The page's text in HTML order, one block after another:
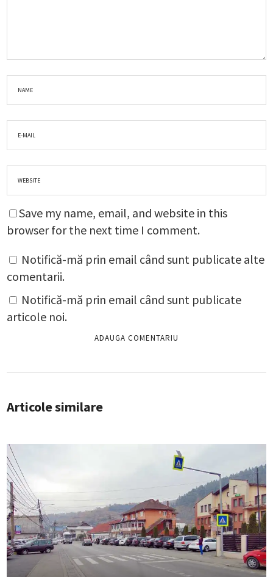
Save my name, email, and website in this
browser for the next time I comment.
Notifică-mă prin email când sunt publicate alte
comentarii.
Notifică-mă prin email când sunt publicate
articole noi.
Articole similare